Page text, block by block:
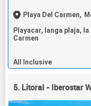
Playa Del Carmen,
Playacar, langa plaja,
Carmen
All Inclusive
5. Litoral - Iberostar